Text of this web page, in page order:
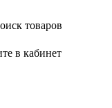
товаров
в кабинет